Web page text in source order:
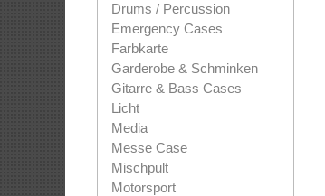
Drums / Percussion
Emergency Cases
Farbkarte
Garderobe & Schminken
Gitarre & Bass Cases
Licht
Media
Messe Case
Mischpult
Motorsport